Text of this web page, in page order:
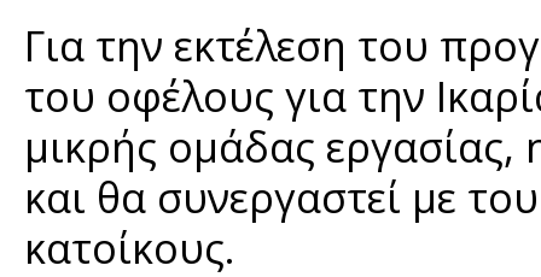
Για την εκτέλεση του
του οφέλους για την
μικρής ομάδας
και θα συνεργαστεί με
κατοίκους.